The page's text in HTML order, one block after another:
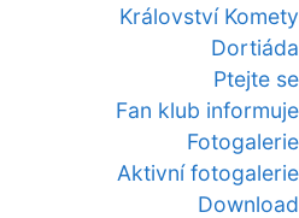
Království Komety
Dortiáda
Ptejte se
Fan klub informuje
Fotogalerie
Aktivní fotogalerie
Download